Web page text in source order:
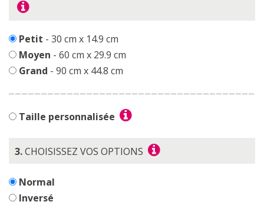
Petit - 30 cm x 14.9 cm
Moyen - 60 cm x 29.9 cm
Grand - 90 cm x 44.8 cm
Taille personnalisée
3.CHOISISSEZ VOS OPTIONS
Normal
Inversé